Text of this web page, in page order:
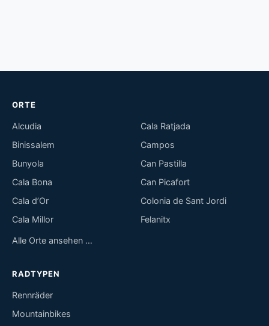
ORTE
Alcudia
Binissalem
Bunyola
Cala Bona
Cala d’Or
Cala Millor
Cala Ratjada
Campos
Can Pastilla
Can Picafort
Colonia de Sant Jordi
Felanitx
Alle Orte ansehen …
RADTYPEN
Rennräder
Mountainbikes